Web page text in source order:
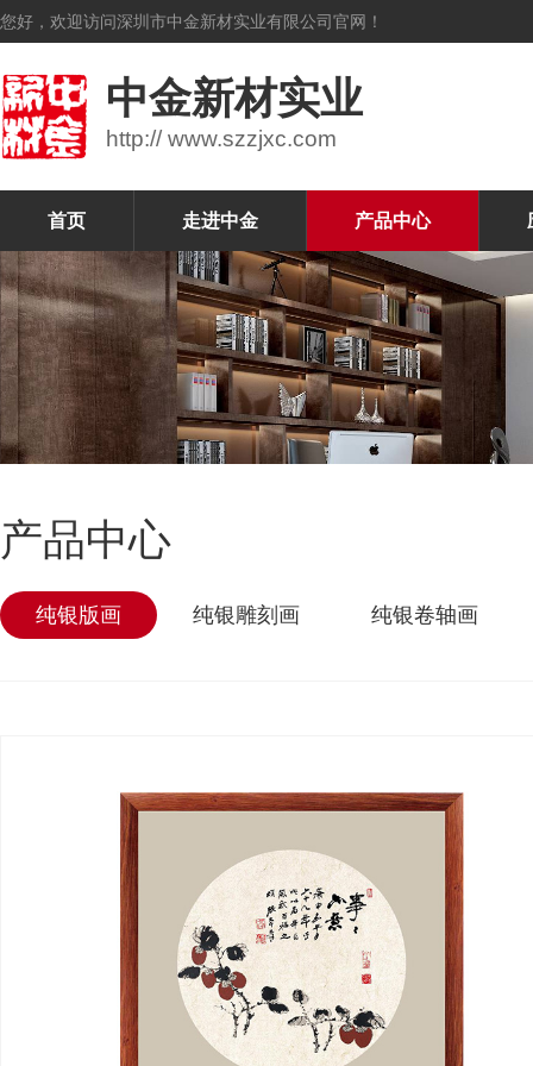
您好，欢迎访问深圳市中金新材实业有限公司官网！
中金新材实业
http:// www.szzjxc.com
首页 走进中金 产品中心
产品中心
纯银版画 纯银雕刻画 纯银卷轴画